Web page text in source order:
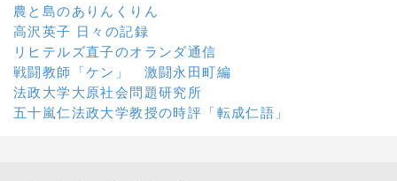
農と島のありんくりん
高沢英子 日々の記録
リヒテルズ直子のオランダ通信
戦闘教師「ケン」 激闘永田町編
法政大学大原社会問題研究所
五十嵐仁法政大学教授の時評「転成仁語」